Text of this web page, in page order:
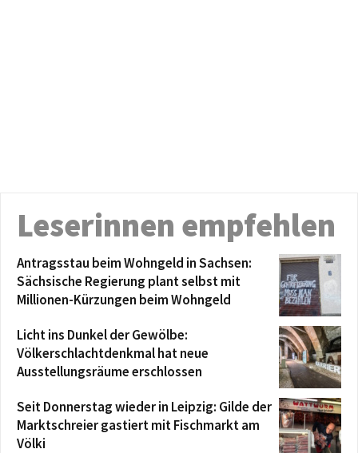
Leserinnen empfehlen
Antragsstau beim Wohngeld in Sachsen:
Sächsische Regierung plant selbst mit
Millionen-Kürzungen beim Wohngeld
Licht ins Dunkel der Gewölbe:
Völkerschlachtdenkmal hat neue
Ausstellungsräume erschlossen
Seit Donnerstag wieder in Leipzig: Gilde der
Marktschreier gastiert mit Fischmarkt am
Völki